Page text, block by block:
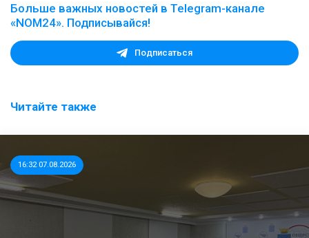
Больше важных новостей в Telegram-канале
«NOM24». Подписывайся!
Подписаться
Читайте также
16:32 07.08.2026